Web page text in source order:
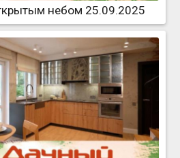
небом 25.09.2025